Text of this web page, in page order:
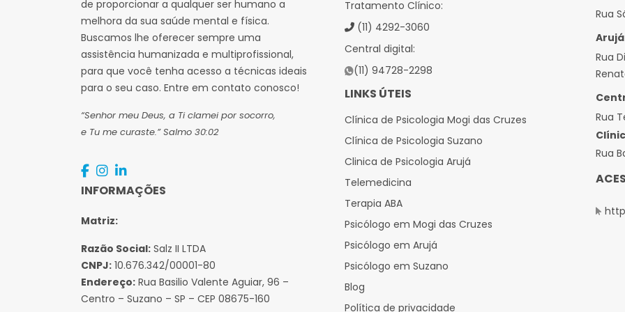
Reabilitação
neuropsicológica: entenda
qual a sua importância!
A reabilitação neuropsicológica é
um método destinado a quem
esse artigo e veja os benefícios
desse tratamento!
Qual a diferença entre
psicologia clínica e
neuropsicologia?
Você sabe qual a diferença entre
psicologia clínica e neuropsicologia
A salz Clínica explica Venha conferir
esse artigo!
de proporcionar a qualquer ser humano a
melhora da sua saúde mental e física.
Buscamos lhe oferecer sempre uma
assistência humanizada e multiprofissional,
para que você tenha acesso a técnicas ideais
para o seu caso. Entre em contato conosco!
“Senhor meu Deus, a Ti clamei por socorro,
e Tu me curaste.” Salmo 30:02
INFORMAÇÕES
Matriz:
Razão Social:Salz II LTDA
CNPJ:10.676.342/00001-80
Endereço:Rua Basilio Valente Aguiar, 96 –
Centro – Suzano – SP – CEP 08675-160
Tratamento Clínico:
(11) 4292-3060
Central digital:
(11) 94728-2298
LINKS ÚTEIS
Clínica de Psicologia Mogi das Cruzes
Clínica de Psicologia Suzano
Clinica de Psicologia Arujá
Telemedicina
Terapia ABA
Psicólogo em Mogi das Cruzes
Psicólogo em Arujá
Psicólogo em Suzano
Blog
Política de privacidade
Rua
Rua
Rua
Rua